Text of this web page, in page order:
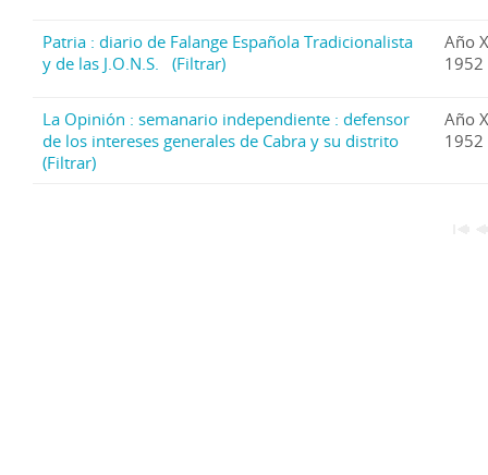
Patria : diario de Falange Española Tradicionalista
y de las J.O.N.S.
(Filtrar)
Año
1952
La Opinión : semanario independiente : defensor
de los intereses generales de Cabra y su distrito
(Filtrar)
Año
1952